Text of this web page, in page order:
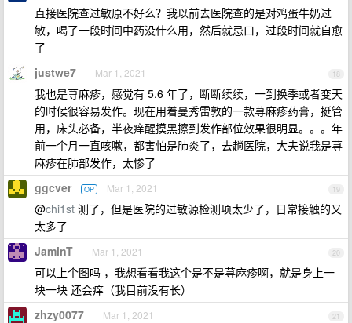
直接医院查过敏原不好么？我以前去医院查的是对鸡蛋牛奶过
敏，喝了一段时间中药没什么用，然后就忌口，过段时间就自愈
了
18
justwe7 Mar 1, 2021
我也是荨麻疹，感觉有 5.6 年了，断断续续，一到换季或者变天
的时候很容易发作。现在用着曼秀雷敦的一款荨麻疹药膏，挺管
用，床头必备，半夜痒醒摸黑擦到发作部位效果很明显。。。年
前一个月一直咳嗽，都害怕是肺炎了，去趟医院，大夫说我是荨
麻疹在肺部发作，太惨了
19
ggcver OP Mar 1, 2021
@chi1st 测了，但是医院的过敏源检测项太少了，日常接触的又
太多了
20
JaminT Mar 1, 2021
可以上个图吗 ，我想看看我这个是不是荨麻疹啊，就是身上一
块一块 还会痒（我目前没有长）
21
zhzy0077 Mar 1, 2021